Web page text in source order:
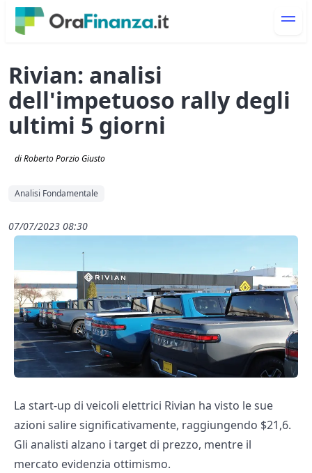
Rivian: analisi
dell'impetuoso rally degli
ultimi 5 giorni
di Roberto Porzio Giusto
Analisi Fondamentale
07/07/2023 08:30
La start-up di veicoli elettrici Rivian ha visto le sue
azioni salire significativamente, raggiungendo $21,6.
Gli analisti alzano i target di prezzo, mentre il
mercato evidenzia ottimismo.